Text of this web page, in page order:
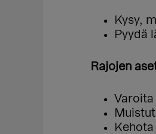
Kysy,
Pyydä
Rajojen
Varoita